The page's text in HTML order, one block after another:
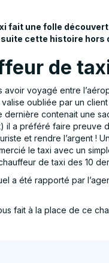
fait une folle
cette histoire hors
de
avoir voyagé entre
valise oubliée par un
dernière contenait une
il a préféré faire preuve
et rendre l’argent !
le taxi avec un
de taxi des 10
a été rapporté par
fait à la place de ce